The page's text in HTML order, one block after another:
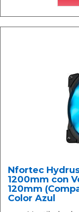
Nfortec
1200mm con
120mm
Color Azul